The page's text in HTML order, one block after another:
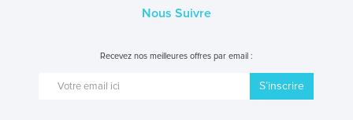
Nous Suivre
Recevez nos meilleures offres par email :
S’inscrire